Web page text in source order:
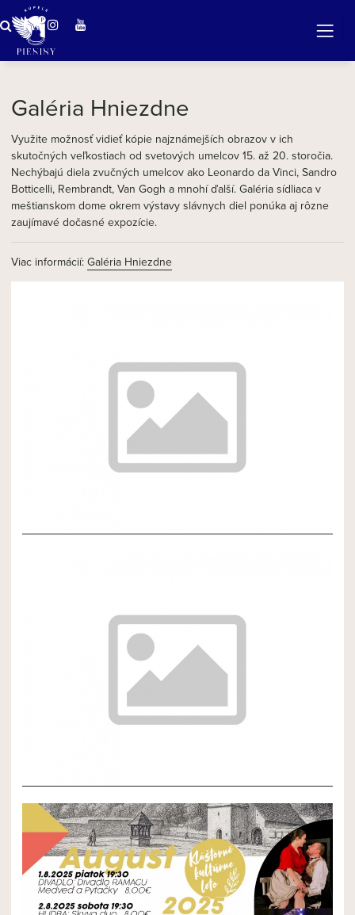
Zázračná voda v Pieninách
Galéria Hniezdne
Využite možnosť vidieť kópie najznámejších obrazov v ich
skutočných veľkostiach od svetových umelcov 15. až 20. storočia.
Nechýbajú diela zvučných umelcov ako Leonardo da Vinci, Sandro
Botticelli, Rembrandt, Van Gogh a mnohí ďalší. Galéria sídliaca v
meštianskom dome okrem výstavy slávnych diel ponúka aj rôzne
zaujímavé dočasné expozície.
Viac informácií: Galéria Hniezdne